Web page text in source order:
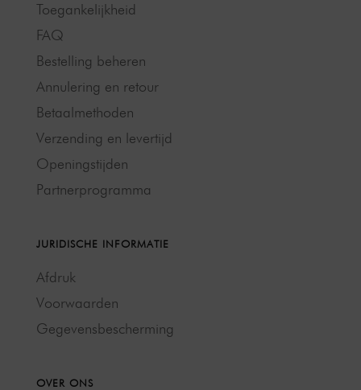
Toegankelijkheid
FAQ
Bestelling beheren
Annulering en retour
Betaalmethoden
Verzending en levertijd
Openingstijden
Partnerprogramma
JURIDISCHE INFORMATIE
Afdruk
Voorwaarden
Gegevensbescherming
OVER ONS